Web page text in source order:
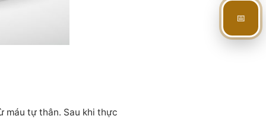
máu tự thân. Sau khi thực
📅